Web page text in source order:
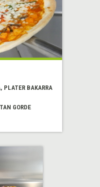
PLATER BAKARRA
GORDE